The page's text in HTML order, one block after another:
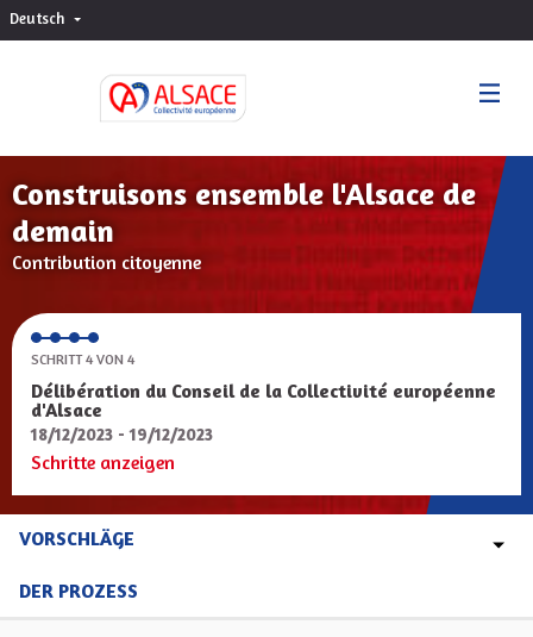
Deutsch Choisir la langue
Construisons ensemble l'Alsace de
demain
Contribution citoyenne
SCHRITT 4 VON 4
Délibération du Conseil de la Collectivité européenne
d'Alsace
18/12/2023 - 19/12/2023
Schritte anzeigen
VORSCHLÄGE
DER PROZESS